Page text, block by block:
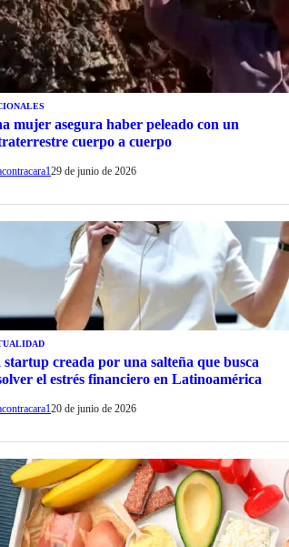
mujer asegura haber peleado con un
cuerpo a cuerpo
29 de junio de 2026
startup creada por una salteña que busca
el estrés financiero en Latinoamérica
20 de junio de 2026